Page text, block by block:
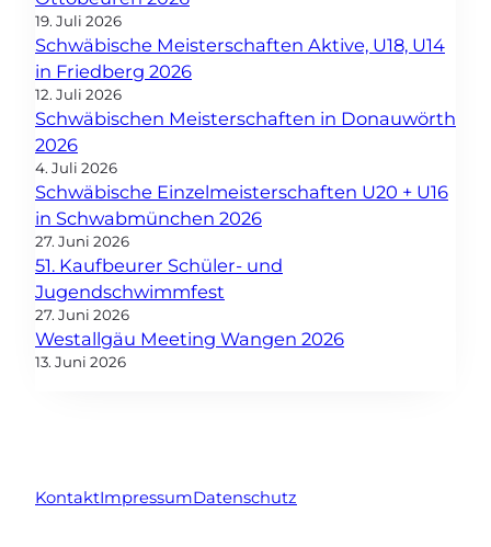
19. Juli 2026
Schwäbische Meisterschaften Aktive, U18, U14
in Friedberg 2026
12. Juli 2026
Schwäbischen Meisterschaften in Donauwörth
2026
4. Juli 2026
Schwäbische Einzelmeisterschaften U20 + U16
in Schwabmünchen 2026
27. Juni 2026
51. Kaufbeurer Schüler- und
Jugendschwimmfest
27. Juni 2026
Westallgäu Meeting Wangen 2026
13. Juni 2026
KontaktImpressumDatenschutz